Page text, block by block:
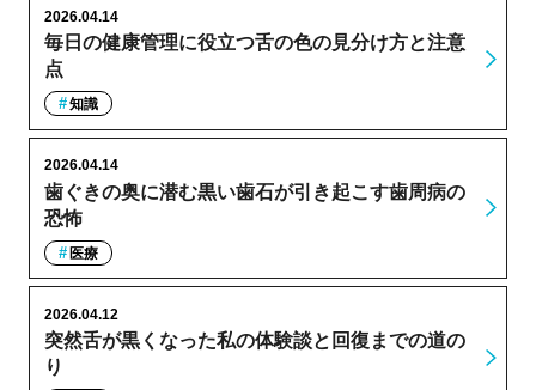
毎日の健康管理に役立つ舌の色の見分け方と注意
点
2026.04.14
知識
歯ぐきの奥に潜む黒い歯石が引き起こす歯周病の
恐怖
2026.04.14
医療
突然舌が黒くなった私の体験談と回復までの道の
り
2026.04.12